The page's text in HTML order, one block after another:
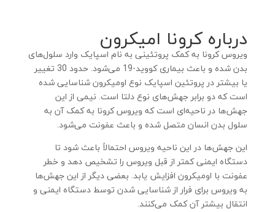
درباره کرونا امیکرون
ویروس کرونا به کمک پروتئینی به نام اسپایک وارد سلول‌های
بدن شده و باعث بیماری کووید-19 می‌شود. حدود 30 تغییر
یا بیشتر در پروتئین اسپایک نوع اومیکرون شناسایی شده
است که دو برابر جهش‌های نوع دلتا است. نیمی از این
جهش‌ها در ناحیه‌ای است که ویروس کرونا به کمک آن به
سلول بدن انسان متصل شده و باعث عفونت می‌شود.
این جهش‌ها در این ناحیه ویروس احتمالاً باعث شود تا
دستگاه ایمنی کمتر از قبل ویروس را تشخیص دهد و خطر
عفونت با اومیکرون افزایش یابد. بعضی دیگر از این جهش‌ها
به ویروس برای فرار از شناسایی شدن توسط دستگاه ایمنی و
انتقال بیشتر آن کمک می‌کنند.